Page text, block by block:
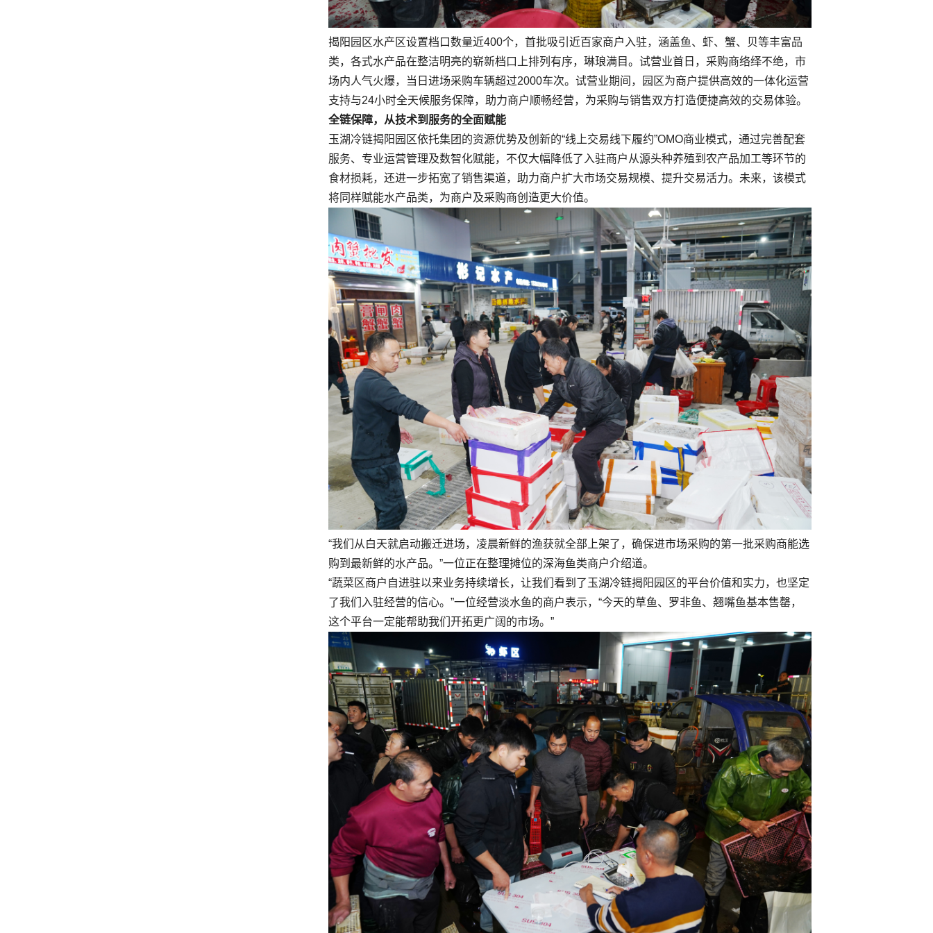
揭阳园区水产区设置档口数量近400个，首批吸引近百家商户入驻，涵盖鱼、虾、蟹、贝等丰富品
类，各式水产品在整洁明亮的崭新档口上排列有序，琳琅满目。试营业首日，采购商络绎不绝，市
场内人气火爆，当日进场采购车辆超过2000车次。试营业期间，园区为商户提供高效的一体化运营
支持与24小时全天候服务保障，助力商户顺畅经营，为采购与销售双方打造便捷高效的交易体验。
全链保障，从技术到服务的全面赋能
玉湖冷链揭阳园区依托集团的资源优势及创新的“线上交易线下履约”OMO商业模式，通过完善配套
服务、专业运营管理及数智化赋能，不仅大幅降低了入驻商户从源头种养殖到农产品加工等环节的
食材损耗，还进一步拓宽了销售渠道，助力商户扩大市场交易规模、提升交易活力。未来，该模式
将同样赋能水产品类，为商户及采购商创造更大价值。
“我们从白天就启动搬迁进场，凌晨新鲜的渔获就全部上架了，确保进市场采购的第一批采购商能选
购到最新鲜的水产品。”一位正在整理摊位的深海鱼类商户介绍道。
“蔬菜区商户自进驻以来业务持续增长，让我们看到了玉湖冷链揭阳园区的平台价值和实力，也坚定
了我们入驻经营的信心。”一位经营淡水鱼的商户表示，“今天的草鱼、罗非鱼、翘嘴鱼基本售罄，
这个平台一定能帮助我们开拓更广阔的市场。”